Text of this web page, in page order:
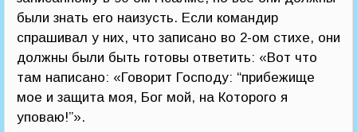
были знать его наизусть. Если командир
спрашивал у них, что записано во 2-ом стихе, они
должны были быть готовы ответить: «Вот что
там написано: «Говорит Господу: “прибежище
мое и защита моя, Бог мой, на Которого я
уповаю!”».